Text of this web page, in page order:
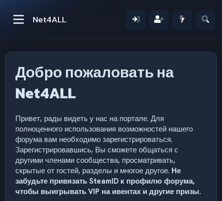
Net4ALL
Добро пожаловать на
Net4ALL
Привет, рады видеть у нас на портале. Для
полноценного использования возможностей нашего
форума вам необходимо зарегистрироваться.
Зарегистрировавшись, Вы сможете общаться с
другими членами сообщества, просматривать,
скрытые от гостей, разделы и многое другое. Не
забудьте привязать SteamID к профилю форума,
чтобы выигрывать VIP на ивентах и другие призы.